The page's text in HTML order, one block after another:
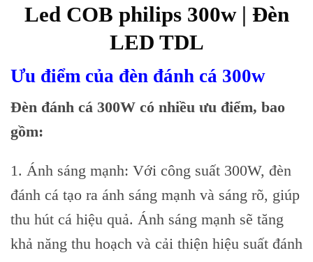
Led COB philips 300w | Đèn
LED TDL
Ưu điểm của đèn đánh cá 300w
Đèn đánh cá 300W có nhiều ưu điểm, bao
gồm:
1. Ánh sáng mạnh: Với công suất 300W, đèn
đánh cá tạo ra ánh sáng mạnh và sáng rõ, giúp
thu hút cá hiệu quả. Ánh sáng mạnh sẽ tăng
khả năng thu hoạch và cải thiện hiệu suất đánh